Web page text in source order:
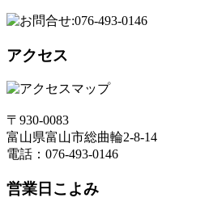
アクセス
〒930-0083
富山県富山市総曲輪2-8-14
電話：076-493-0146
営業日こよみ